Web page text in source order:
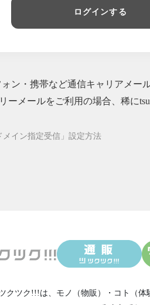
ログインする
ン・携帯など通信キャリアメー
ーメールをご利用の場合、稀に
メイン指定受信」設定方法
クツク!!!は、 モノ（物販） ・ コト（体